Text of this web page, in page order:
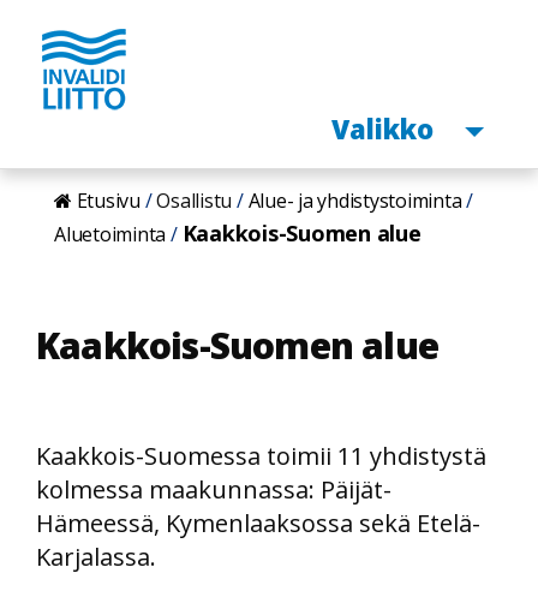
Hyppää
pääsisältöön
Avaa
Valikko
Etusivu Osallistu
Alue- ja yhdistystoiminta
Aluetoiminta
Kaakkois-Suomen alue
Kaakkois-Suomen alue
Kaakkois-Suomessa toimii 11 yhdistystä
kolmessa maakunnassa: Päijät-
Hämeessä, Kymenlaaksossa sekä Etelä-
Karjalassa.